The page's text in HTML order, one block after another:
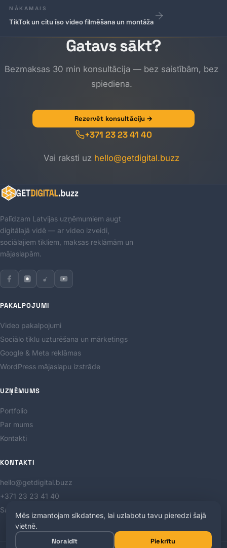
NĀKAMAIS
TikTok un citu īso video filmēšana un montāža
Gatavs sākt?
Bezmaksas 30 min konsultācija — bez saistībām, bez
spiediena.
Rezervēt konsultāciju →
+371 23 23 41 40
Vai raksti uz hello@getdigital.buzz
Palīdzam Latvijas uzņēmumiem augt
digitālajā vidē — ar video izveidi,
sociālajiem tīkliem, maksas reklāmām un
mājaslapām.
PAKALPOJUMI
Video pakalpojumi
Sociālo tīklu uzturēšana un mārketings
Google & Meta reklāmas
WordPress mājaslapu izstrāde
UZŅĒMUMS
Portfolio
Par mums
Kontakti
KONTAKTI
hello@getdigital.buzz
+371 23 23 41 40
Sarkanmuižas dambis 22, Ventspils, LV-3601
Mēs izmantojam sīkdatnes, lai uzlabotu tavu pieredzi šajā
vietnē.
Noraidīt
Piekrītu